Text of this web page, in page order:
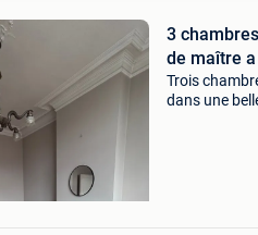
3
de maître
Trois
dans une